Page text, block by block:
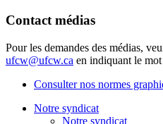
Contact médias
Pour les demandes des médias,
ufcw@ufcw.ca en indiquant le mot
Consulter nos normes
Notre syndicat
Notre syndicat